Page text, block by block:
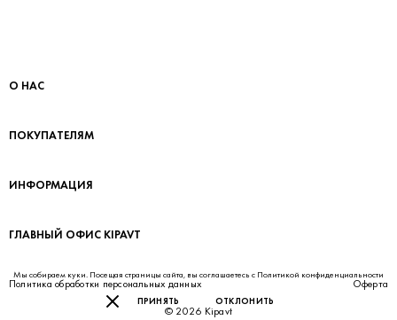
О НАС
ПОКУПАТЕЛЯМ
ИНФОРМАЦИЯ
ГЛАВНЫЙ ОФИС KIPAVT
Политика обработки персональных данных
Оферта
© 2026 Kipavt
Мы собираем куки. Посещая страницы сайта, вы соглашаетесь с Политикой конфиденциальности
ПРИНЯТЬ ОТКЛОНИТЬ